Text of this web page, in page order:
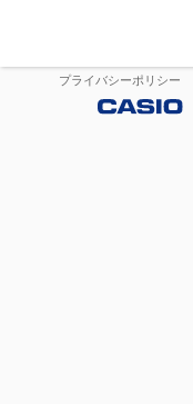
プライバシーポリシー